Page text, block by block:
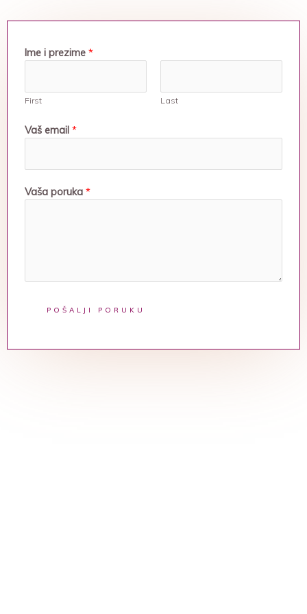
Ime i prezime *
First Last
Vaš email *
Vaša poruka *
POŠALJI PORUKU